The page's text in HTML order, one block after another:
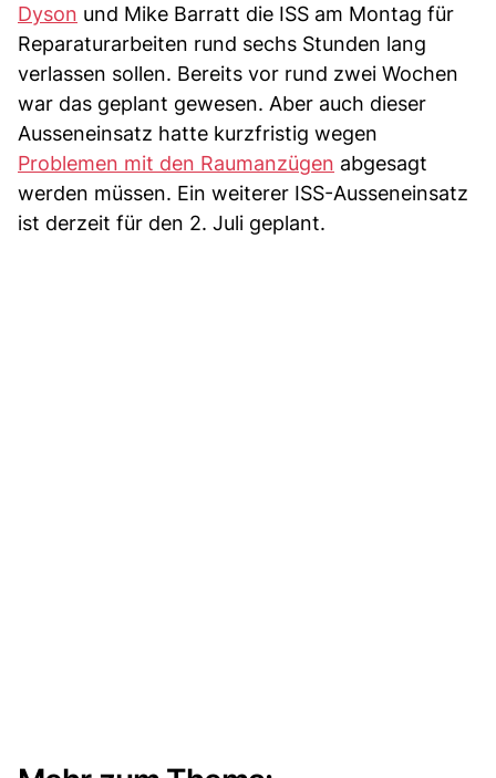
Dyson und Mike Barratt die ISS am Montag für
Reparaturarbeiten rund sechs Stunden lang
verlassen sollen. Bereits vor rund zwei Wochen
war das geplant gewesen. Aber auch dieser
Ausseneinsatz hatte kurzfristig wegen
Problemen mit den Raumanzügen abgesagt
werden müssen. Ein weiterer ISS-Ausseneinsatz
ist derzeit für den 2. Juli geplant.